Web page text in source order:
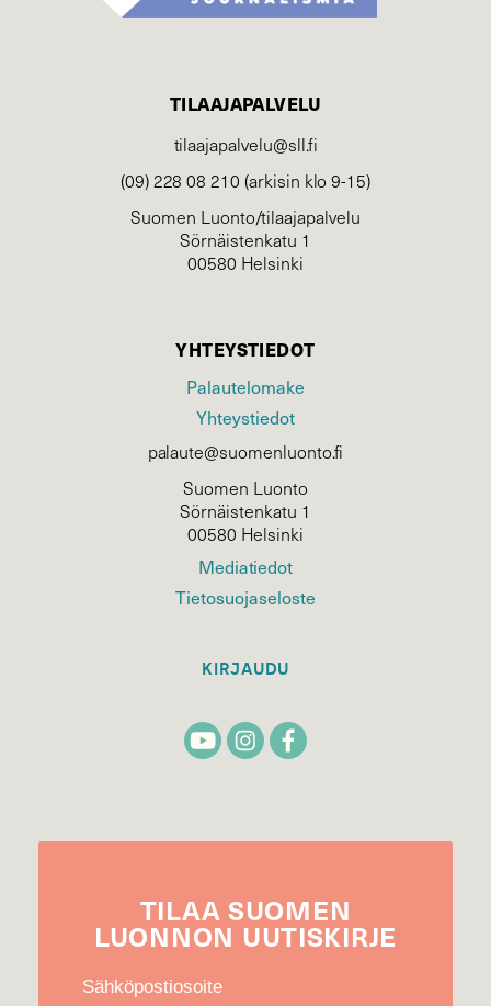
TILAAJAPALVELU
tilaajapalvelu@sll.fi
(09) 228 08 210 (arkisin klo 9-15)
Suomen Luonto/tilaajapalvelu
Sörnäistenkatu 1
00580 Helsinki
YHTEYSTIEDOT
Palautelomake
Yhteystiedot
palaute@suomenluonto.fi
Suomen Luonto
Sörnäistenkatu 1
00580 Helsinki
Mediatiedot
Tietosuojaseloste
KIRJAUDU
TILAA SUOMEN
LUONNON UUTIS­KIRJE
Sähköpostiosoite